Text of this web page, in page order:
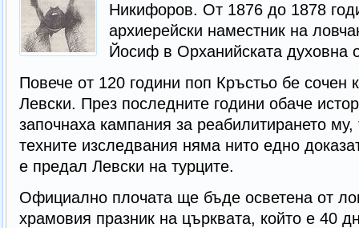
Никифоров. От 1876 до 1878
архиерейски наместник на
Йосиф в Орханийската духовна
Повече от 120 години поп Кръстьо бе сочен
Левски. През последните години обаче
започнаха кампания за реабилитирането му,
техните изследвания няма нито едно
е предал Левски на турците.
Официално плочата ще бъде осветена от
храмовия празник на църквата, който е 40